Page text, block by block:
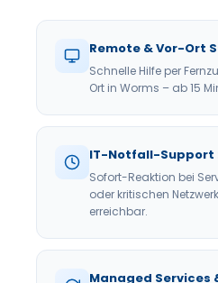
Remote & Vor-Ort
Schnelle Hilfe per
Ort in Worms – ab 15
IT-Notfall-Support
Sofort-Reaktion bei
oder kritischen
erreichbar.
Managed Services